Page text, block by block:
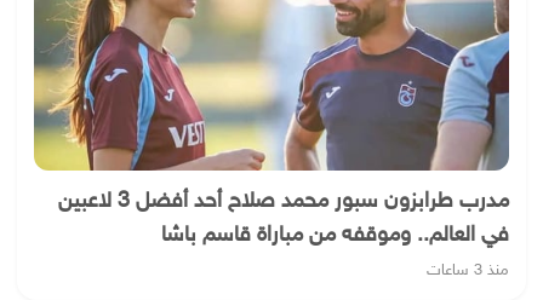
مدرب طرابزون سبور محمد صلاح أحد أفضل 3 لاعبين
في العالم.. وموقفه من مباراة قاسم باشا
منذ 3 ساعات